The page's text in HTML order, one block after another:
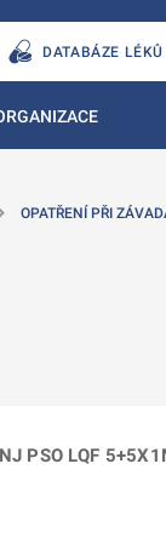
DATABÁZE LÉKŮ
OPATŘENÍ PŘI
PSO LQF